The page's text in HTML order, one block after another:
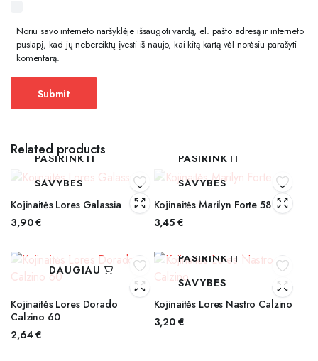
Noriu savo interneto naršyklėje išsaugoti vardą, el. pašto adresą ir interneto
puslapį, kad jų nebereiktų įvesti iš naujo, kai kitą kartą vėl norėsiu parašyti
komentarą.
Related products
PASIRINKTI
SAVYBES
Kojinaitės Lores Galassia
3,90€
PASIRINKTI
SAVYBES
Kojinaitės Marilyn Forte 58
3,45 €
DAUGIAU
Kojinaitės Lores Dorado
Calzino 60
2,64€
PASIRINKTI
SAVYBES
Kojinaitės Lores Nastro Calzino
3,20 €